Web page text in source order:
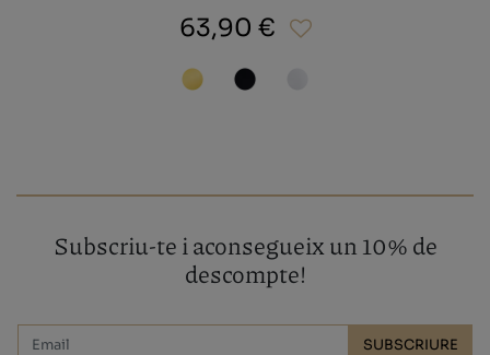
63,90 €
Subscriu-te i aconsegueix un 10% de
descompte!
SUBSCRIURE